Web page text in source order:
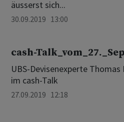
äusserst sich...
30.09.2019 13:00
cash-
UBS-Devisenexperte Thomas
im cash-Talk
27.09.2019 12:18